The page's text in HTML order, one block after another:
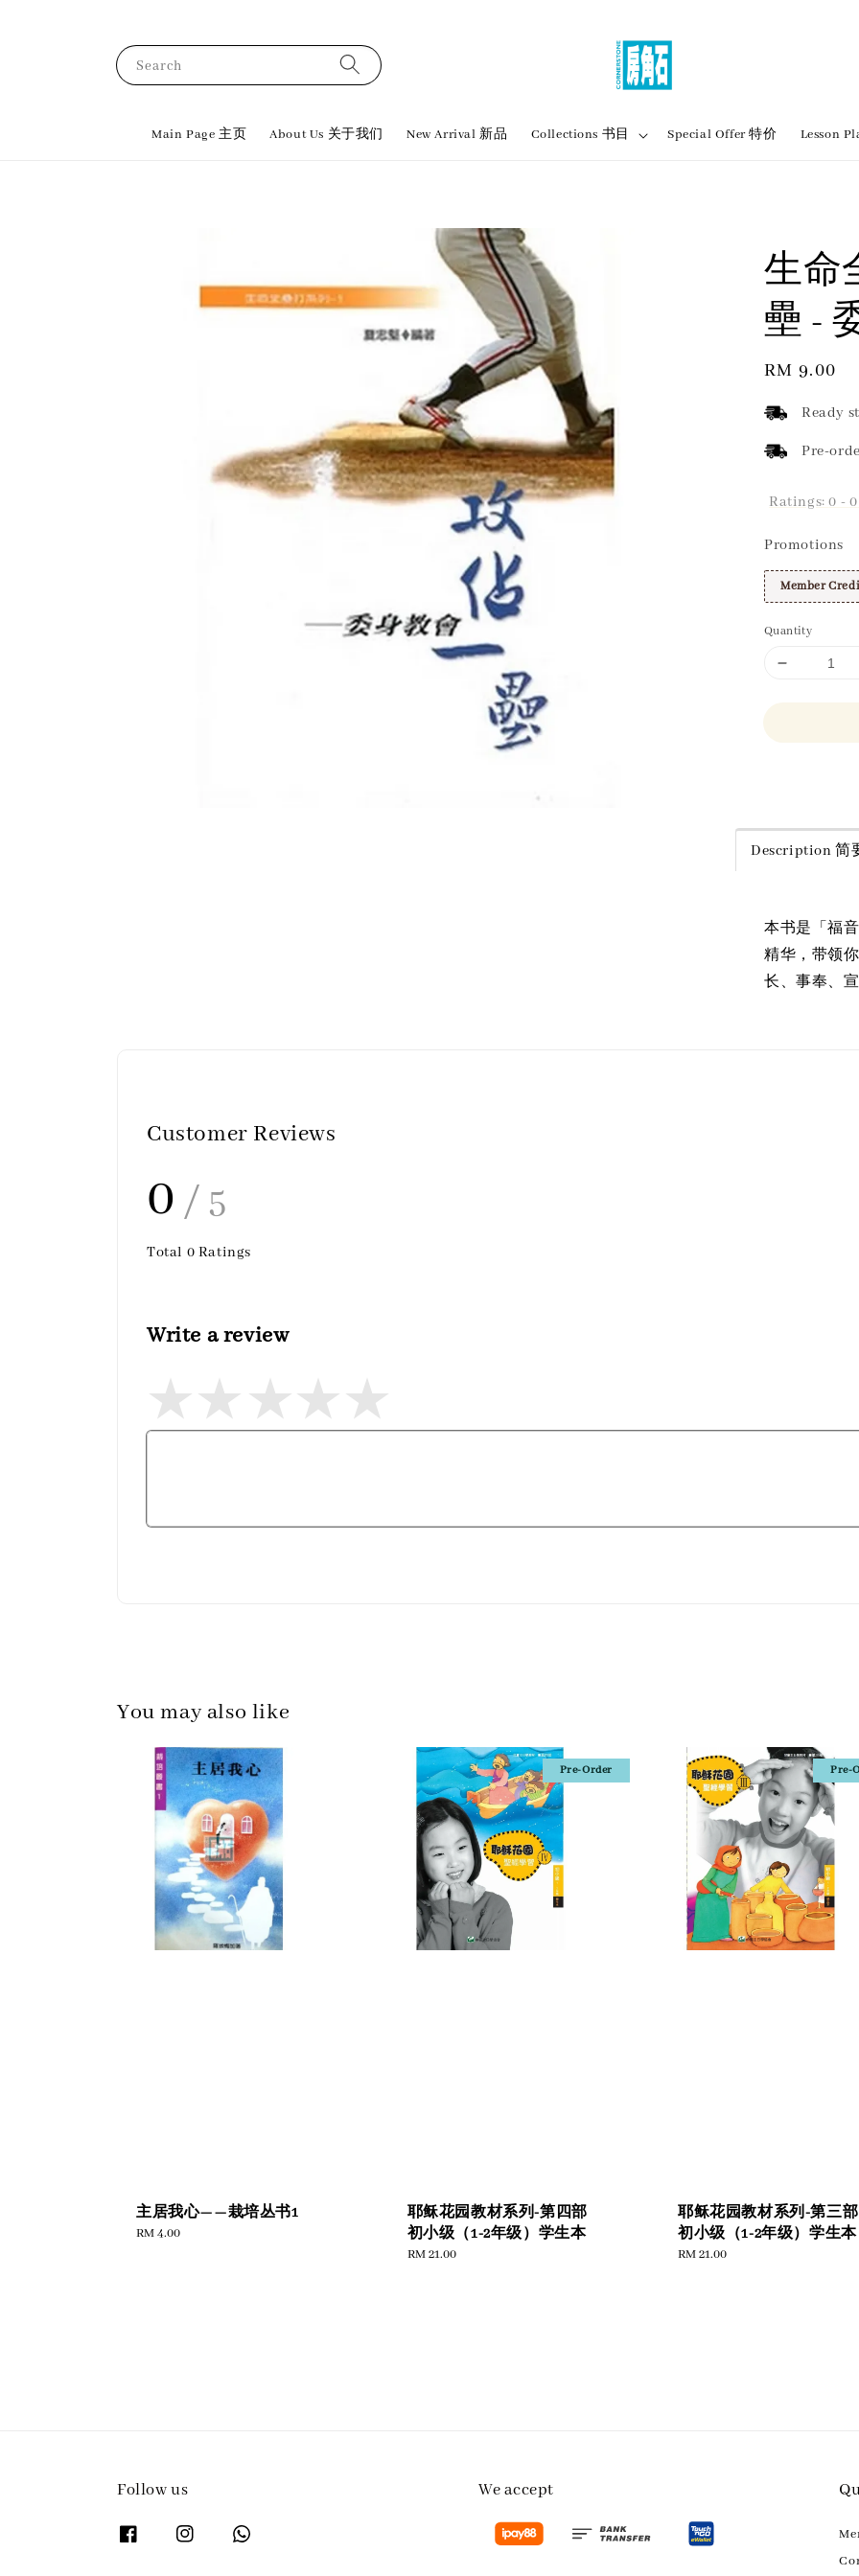
Search
Main Page 主页 About Us 关于我们 New Arrival 新品 Collections 书目 Special Offer 特价 Lesson
生命
壘 -
Regular
price
RM 9.00
Ready
Pre-
Ratings:0 - 0
Promotions
Member
Quantity
Description 简
本书是「福
精华，带领
长、事奉、
Customer Reviews
0 / 5
Total 0 Ratings
Write a review
You may also like
主居我心——栽培丛书1
Regular
RM 4.00
Pre-Order
耶稣花园教材系列-第四部
初小级（1-2年级）学生本
Regular
RM 21.00
Pre-
耶稣花园教材系列-第三部
初小级（1-2年级）学生本
Regular
RM 21.00
Follow us We accept